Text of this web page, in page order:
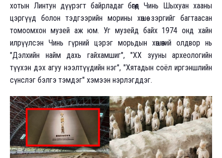
хотын Линтун дүүрэгт байрладаг бөгөөд Чинь Шыхуан хааны
цэргүүд болон тэдгээрийн морины хөшөө зэргийг багтаасан
томоомхон музей аж юм. Уг музейд байх 1974 онд хайн
илрүүлсэн Чинь гүрний цэрэг морьдын хөшөөний олдвор нь
"Дэлхийн найм дахь гайхамшиг", "ХХ зууны археологийн
түүхэн дэх агуу нээлтүүдийн нэг", "Хятадын соёл иргэншлийн
сүнслэг бэлгэ тэмдэг" хэмээн нэрлэгддэг.